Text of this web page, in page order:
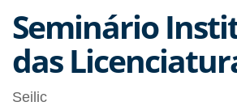
Seminário
das
Seilic